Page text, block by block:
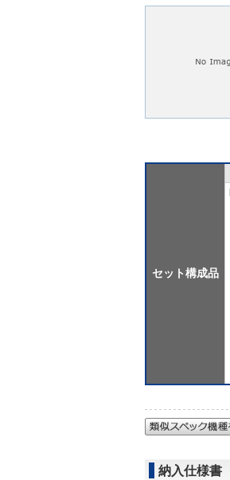
セット構成品
納入仕様書